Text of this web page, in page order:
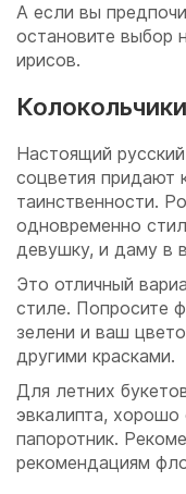
А если вы
остановите выбор
ирисов.
Колокольчики
Настоящий
соцветия придают
таинственности.
одновременно
девушку, и даму в
Это отличный
стиле. Попросите
зелени и ваш
другими красками.
Для летних
эвкалипта, хорошо
папоротник.
рекомендациям